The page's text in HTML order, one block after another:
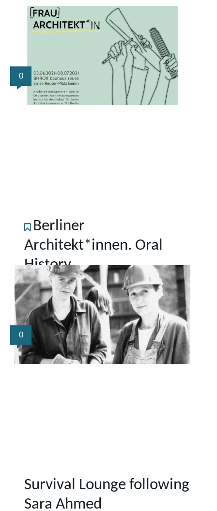
0
Berliner
Architekt*innen. Oral
History
0
Survival Lounge following
Sara Ahmed